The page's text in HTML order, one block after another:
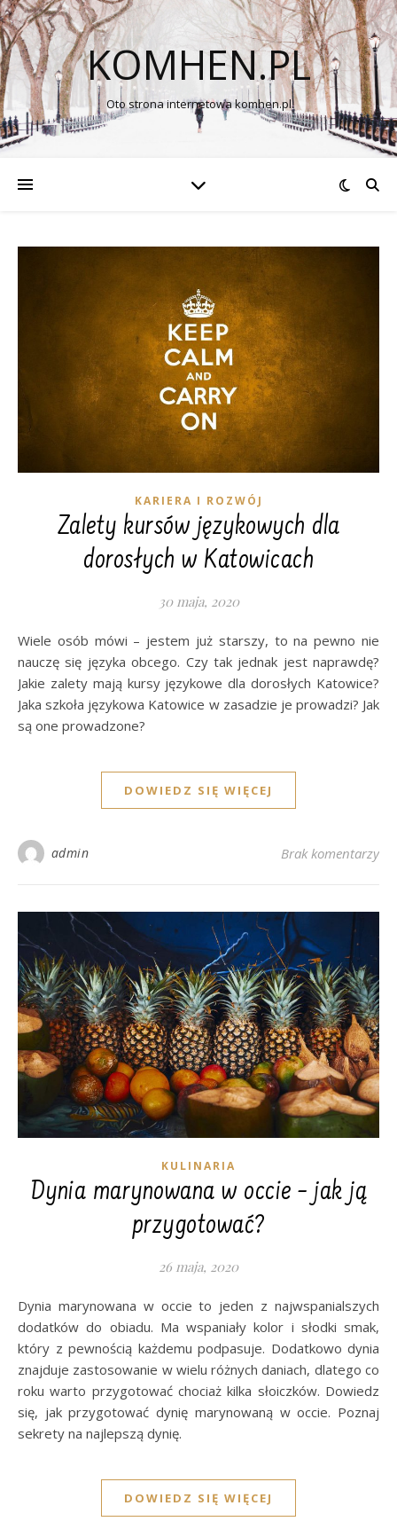
KOMHEN.PL
Oto strona internetowa komhen.pl
KARIERA I ROZWÓJ
Zalety kursów językowych dla
dorosłych w Katowicach
30 maja, 2020
Wiele osób mówi – jestem już starszy, to na pewno nie
nauczę się języka obcego. Czy tak jednak jest naprawdę?
Jakie zalety mają kursy językowe dla dorosłych Katowice?
Jaka szkoła językowa Katowice w zasadzie je prowadzi? Jak
są one prowadzone?
DOWIEDZ SIĘ WIĘCEJ
admin Brak komentarzy
KULINARIA
Dynia marynowana w occie – jak ją
przygotować?
26 maja, 2020
Dynia marynowana w occie to jeden z najwspanialszych
dodatków do obiadu. Ma wspaniały kolor i słodki smak,
który z pewnością każdemu podpasuje. Dodatkowo dynia
znajduje zastosowanie w wielu różnych daniach, dlatego co
roku warto przygotować chociaż kilka słoiczków. Dowiedz
się, jak przygotować dynię marynowaną w occie. Poznaj
sekrety na najlepszą dynię.
DOWIEDZ SIĘ WIĘCEJ